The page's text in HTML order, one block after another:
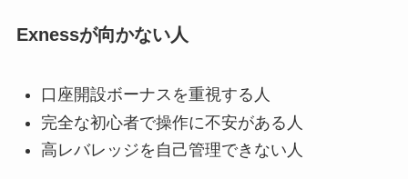
Exnessが向かない人
口座開設ボーナスを重視する人
完全な初心者で操作に不安がある人
高レバレッジを自己管理できない人